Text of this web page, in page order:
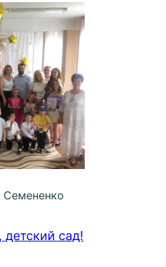
Семененко
сад!